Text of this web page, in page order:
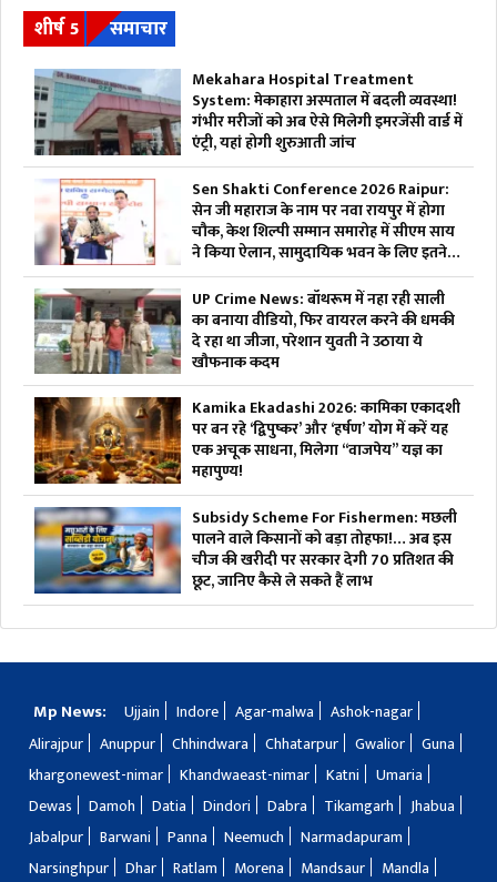
शीर्ष 5 समाचार
Mekahara Hospital Treatment
System: मेकाहारा अस्पताल में बदली व्यवस्था!
गंभीर मरीजों को अब ऐसे मिलेगी इमरजेंसी वार्ड में
एंट्री, यहां होगी शुरुआती जांच
Sen Shakti Conference 2026 Raipur:
सेन जी महाराज के नाम पर नवा रायपुर में होगा
चौक, केश शिल्पी सम्मान समारोह में सीएम साय
ने किया ऐलान, सामुदायिक भवन के लिए इतने
लाख रुपए देगी सरकार
UP Crime News: बॉथरूम में नहा रही साली
का बनाया वीडियो, फिर वायरल करने की धमकी
दे रहा था जीजा, परेशान युवती ने उठाया ये
खौफनाक कदम
Kamika Ekadashi 2026: कामिका एकादशी
पर बन रहे ‘द्विपुष्कर’ और ‘हर्षण’ योग में करें यह
एक अचूक साधना, मिलेगा “वाजपेय” यज्ञ का
महापुण्य!
Subsidy Scheme For Fishermen: मछली
पालने वाले किसानों को बड़ा तोहफा!… अब इस
चीज की खरीदी पर सरकार देगी 70 प्रतिशत की
छूट, जानिए कैसे ले सकते हैं लाभ
Mp News: Ujjain Indore Agar-malwa
Ashok-nagar
Alirajpur
Anuppur Chhindwara Chhatarpur Gwalior
Guna
khargonewest-nimar
Khandwaeast-nimar Katni
Umaria
Dewas
Damoh Datia Dindori Dabra Tikamgarh
Jhabua
Jabalpur
Barwani Panna Neemuch
Narmadapuram
Narsinghpur
Dhar Ratlam Morena Mandsaur
Mandla